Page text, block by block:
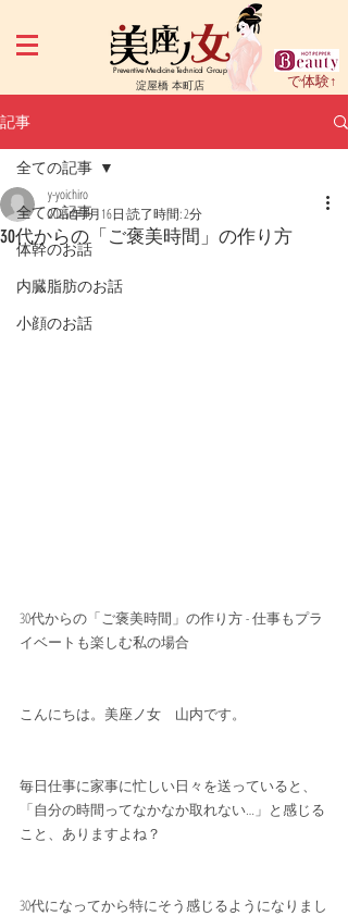
Preventive Medicine Technical Group
淀屋橋 本町店 で体験↑
記事
全ての記事
体幹のお話
内臓脂肪のお話
小顔のお話
全ての記事
30代からの「ご褒美時間」の作り方
y-yoichiro
2025年4月16日 読了時間: 2分
30代からの「ご褒美時間」の作り方 - 仕事もプラ
イベートも楽しむ私の場合
こんにちは。美座ノ女　山内です。
毎日仕事に家事に忙しい日々を送っていると、
「自分の時間ってなかなか取れない…」と感じる
こと、ありますよね？
30代になってから特にそう感じるようになりまし